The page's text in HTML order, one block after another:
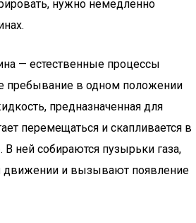
нужно немедленно
— естественные процессы
пребывание в одном положении
предназначенная для
перемещаться и скапливается в
В ней собираются пузырьки газа,
движении и вызывают появление